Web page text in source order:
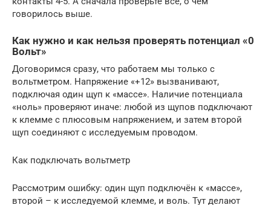
говорилось выше.
Как нужно и как нельзя проверять потенциал «0
Вольт»
Договоримся сразу, что работаем мы только с
вольтметром. Напряжение «+12» вызванивают,
подключая один щуп к «массе». Наличие потенциала
«ноль» проверяют иначе: любой из щупов подключают
к клемме с плюсовым напряжением, и затем второй
щуп соединяют с исследуемым проводом.
Как подключать вольтметр
Рассмотрим ошибку: один щуп подключён к «массе»,
второй – к исследуемой клемме, и воль. Тут делают